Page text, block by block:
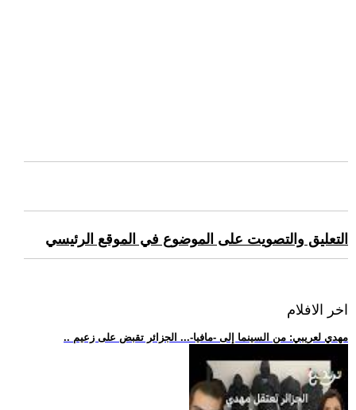
التعليق والتصويت على الموضوع في الموقع الرئيسي
اخر الافلام
.. مهدي لعريبي: من السينما إلى -مافيا-... الجزائر تقبض على زعيم